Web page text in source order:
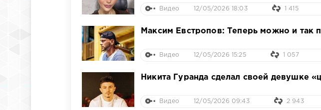
Видео 12/05/2026 18:03 1 415
Максим Евстропов: Теперь можно и так
Видео 12/05/2026 15:25 1 057
Никита Гуранда сделал своей девушке
Видео 12/05/2026 09:43 2 943